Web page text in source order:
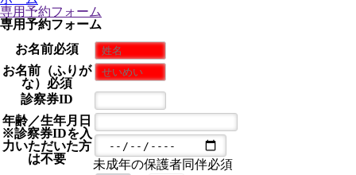
専用予約フォーム
専用予約フォーム
お名前必須
お名前（ふりが
な） 必須
診察券ID
年齢／生年月日
※診察券IDを入
力いただいた方
は不要
未成年の保護者同伴必須